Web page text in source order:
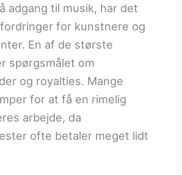
adgang til musik, har det
for kunstnere og
En af de største
spørgsmålet om
og royalties. Mange
for at få en rimelig
arbejde, da
ofte betaler meget lidt